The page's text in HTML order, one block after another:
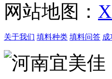
网站地图：
关于我们 填料种类 填料问答 成